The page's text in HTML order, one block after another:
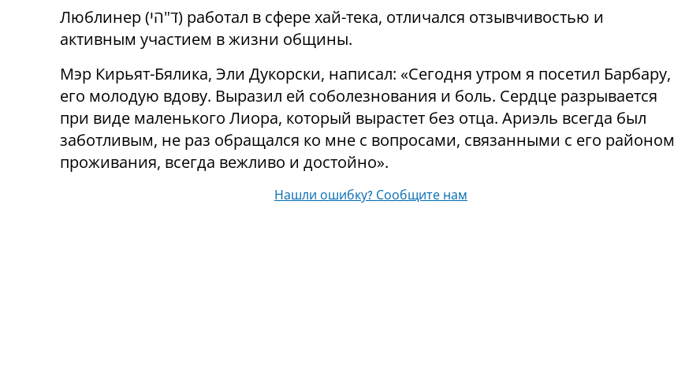
Люблинер(הי"ד) работал в сфере хай-тека, отличался отзывчивостью и
активным участием в жизни общины.
Мэр Кирьят-Бялика, Эли Дукорски, написал: «Сегодня утром я посетил Барбару,
его молодую вдову. Выразил ей соболезнования и боль. Сердце разрывается
при виде маленького Лиора, который вырастет без отца. Ариэль всегда был
заботливым, не раз обращался ко мне с вопросами, связанными с его районом
проживания, всегда вежливо и достойно».
Нашли ошибку? Сообщите нам